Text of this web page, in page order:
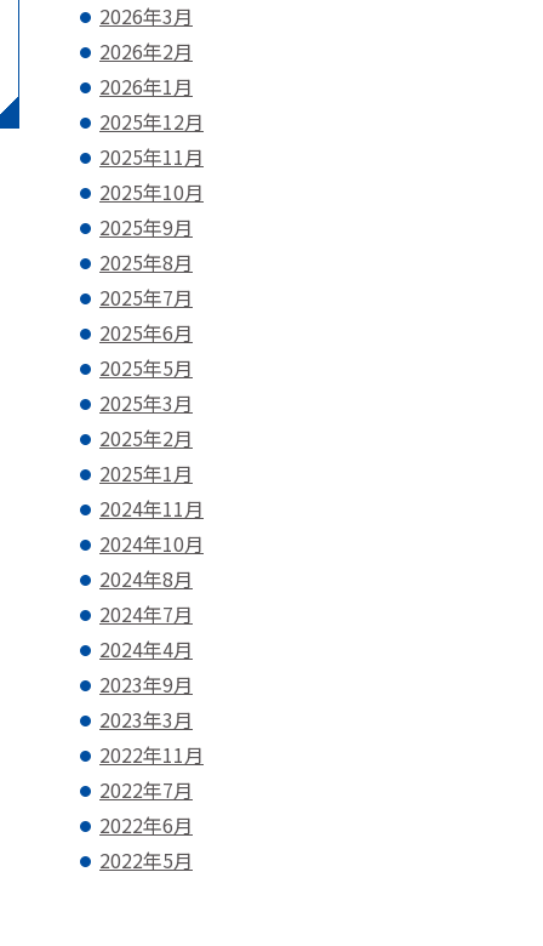
2026年3月
2026年2月
2026年1月
2025年12月
2025年11月
2025年10月
2025年9月
2025年8月
2025年7月
2025年6月
2025年5月
2025年3月
2025年2月
2025年1月
2024年11月
2024年10月
2024年8月
2024年7月
2024年4月
2023年9月
2023年3月
2022年11月
2022年7月
2022年6月
2022年5月